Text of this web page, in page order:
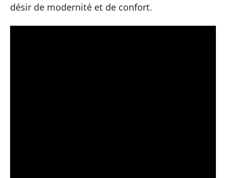
désir de modernité et de confort.